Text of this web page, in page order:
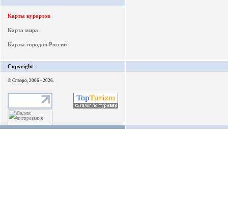
Карты курортов
Карта мира
Карты городов России
Copyright
© Спаэро, 2006 - 2026.